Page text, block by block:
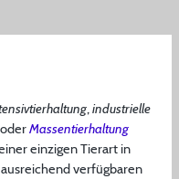
, industrielle
oderMassentierhaltung
einzigen Tierart in
verfügbaren